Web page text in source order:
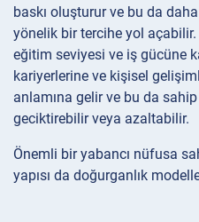
baskı oluşturur ve bu da
yönelik bir tercihe yol açabilir.
eğitim seviyesi ve iş gücüne
kariyerlerine ve kişisel
anlamına gelir ve bu da sahip
geciktirebilir veya azaltabilir.
Önemli bir yabancı nüfusa
yapısı da doğurganlık